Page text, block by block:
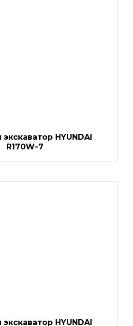
HYUNDAI
R170W-7
HYUNDAI